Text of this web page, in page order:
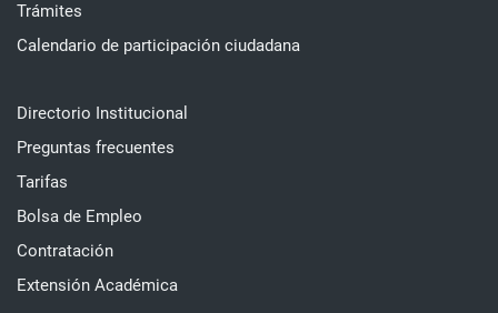
Trámites
Calendario de participación ciudadana
Directorio Institucional
Preguntas frecuentes
Tarifas
Bolsa de Empleo
Contratación
Extensión Académica